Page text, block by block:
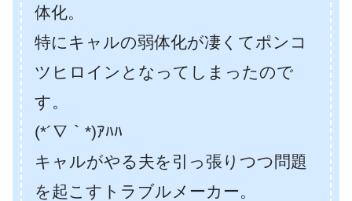
体化。
特にキャルの弱体化が凄くてポンコ
ツヒロインとなってしまったので
す。
(*´∇｀*)ｱﾊﾊ
キャルがやる夫を引っ張りつつ問題
を起こすトラブルメーカー。